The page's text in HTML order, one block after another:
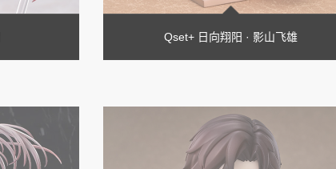
Qset+ 日向翔阳 · 影山飞雄